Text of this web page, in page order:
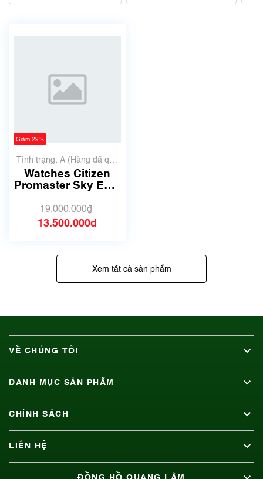
Giảm 29%
Tình trạng: A (Hàng đã qua
sử dụng nhưng rất đẹp,
không có xước)
Watches Citizen
Promaster Sky Eco-
Controlled Super
Titanium AT8195-
19.000.000₫
13.500.000₫
Xem tất cả sản phẩm
VỀ CHÚNG TÔI
DANH MỤC SẢN PHẨM
CHÍNH SÁCH
LIÊN HỆ